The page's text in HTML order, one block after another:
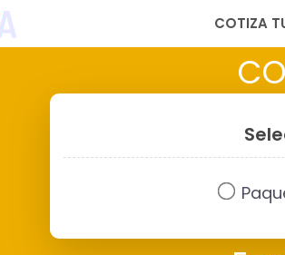
COTIZA